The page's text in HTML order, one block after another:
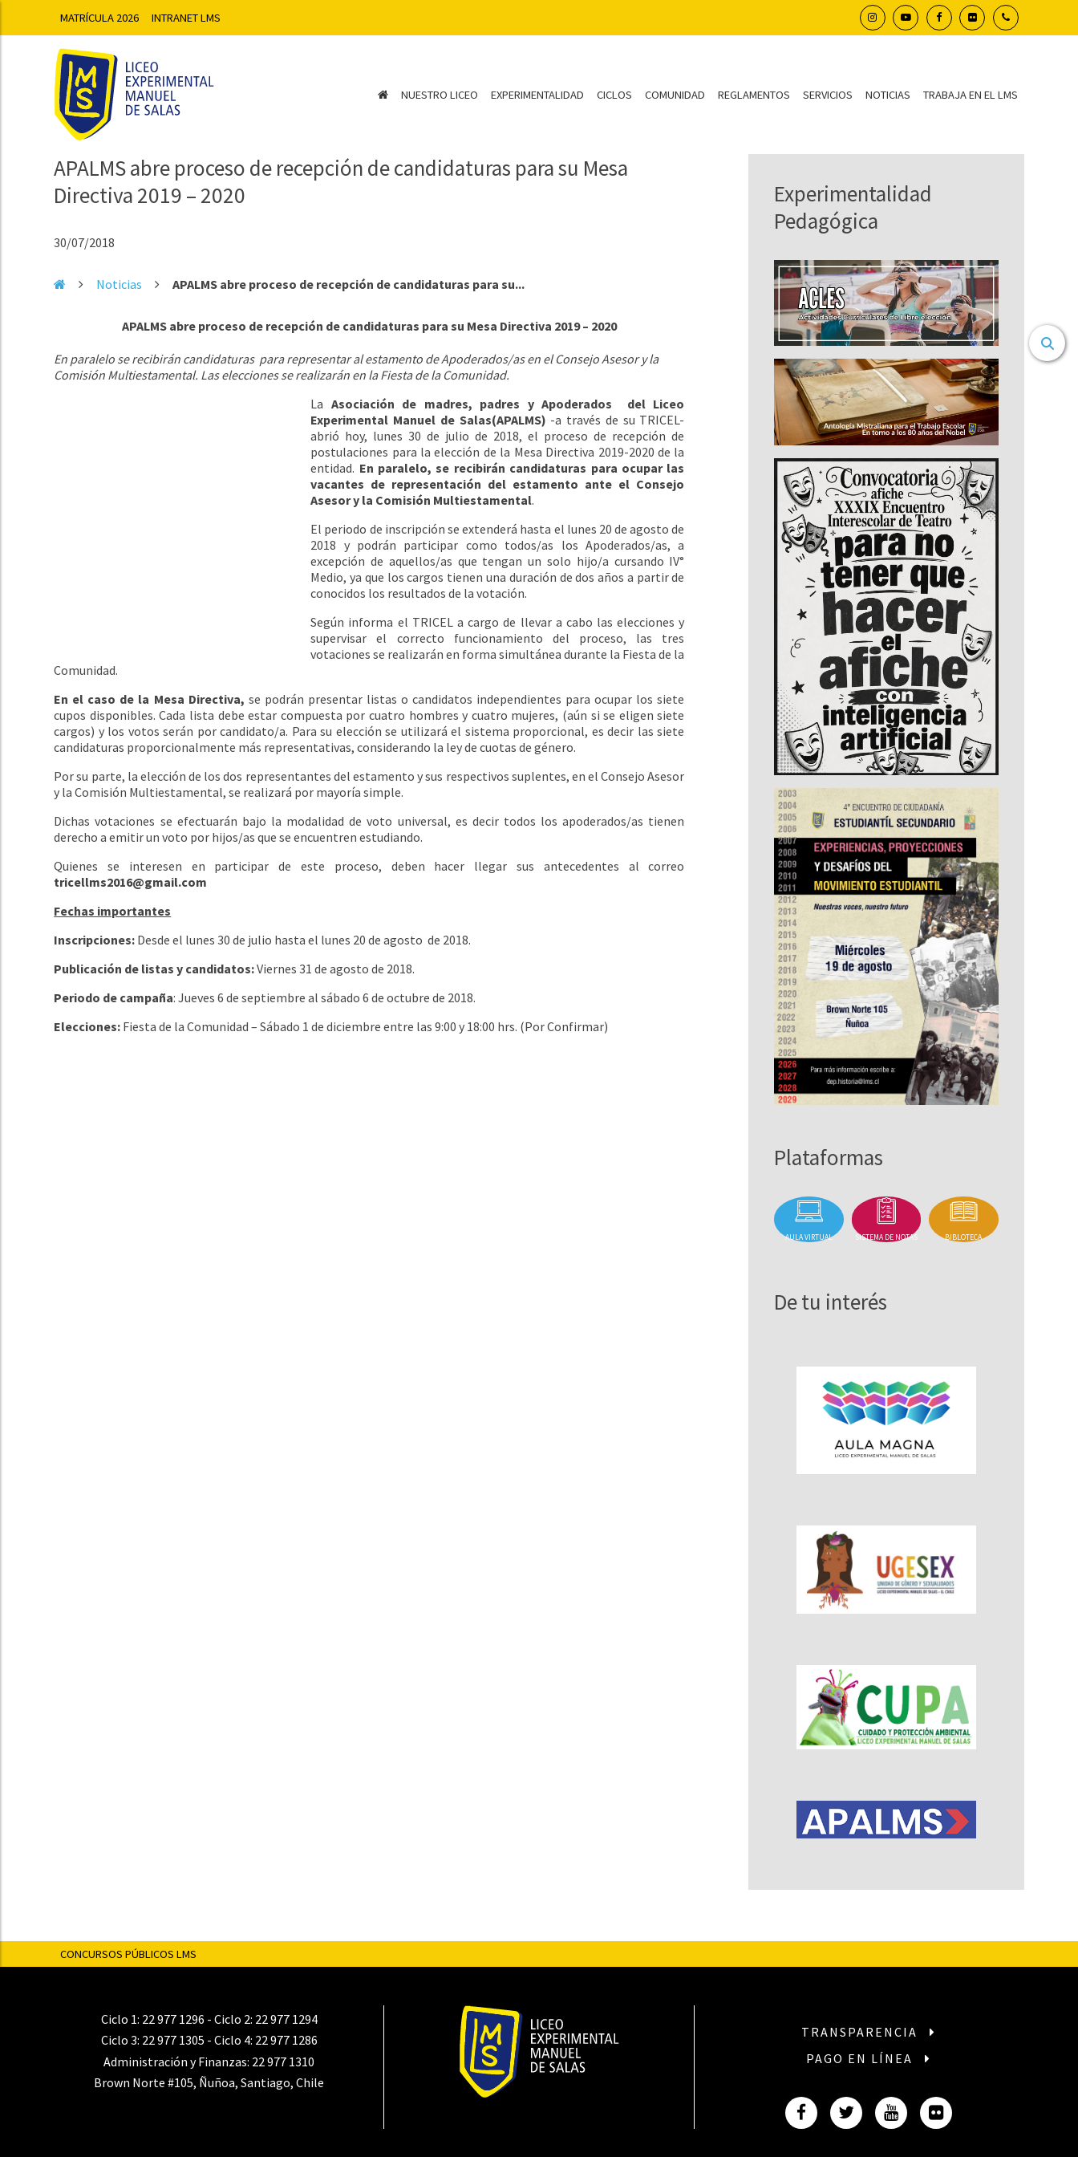
MATRÍCULA 2026 INTRANET LMS
NUESTRO LICEO EXPERIMENTALIDAD CICLOS COMUNIDAD REGLAMENTOS SERVICIOS NOTICIAS TRABAJA EN EL LMS
APALMS abre proceso de recepción de candidaturas para su Mesa
Directiva 2019 – 2020
30/07/2018
Noticias APALMS abre proceso de recepción de candidaturas para su...
APALMS abre proceso de recepción de candidaturas para su Mesa Directiva 2019 – 2020
En paralelo se recibirán candidaturas para representar al estamento de Apoderados/as en el Consejo Asesor y la
Comisión Multiestamental. Las elecciones se realizarán en la Fiesta de la Comunidad.
La Asociación de madres, padres y Apoderados del Liceo
Experimental Manuel de Salas(APALMS) -a través de su TRICEL-
abrió hoy, lunes 30 de julio de 2018, el proceso de recepción de
postulaciones para la elección de la Mesa Directiva 2019-2020 de la
entidad. En paralelo, se recibirán candidaturas para ocupar las
vacantes de representación del estamento ante el Consejo
Asesor y la Comisión Multiestamental.
El periodo de inscripción se extenderá hasta el lunes 20 de agosto de
2018 y podrán participar como todos/as los Apoderados/as, a
excepción de aquellos/as que tengan un solo hijo/a cursando IV°
Medio, ya que los cargos tienen una duración de dos años a partir de
conocidos los resultados de la votación.
Según informa el TRICEL a cargo de llevar a cabo las elecciones y
supervisar el correcto funcionamiento del proceso, las tres
votaciones se realizarán en forma simultánea durante la Fiesta de la
Comunidad.
En el caso de la Mesa Directiva, se podrán presentar listas o candidatos independientes para ocupar los siete
cupos disponibles. Cada lista debe estar compuesta por cuatro hombres y cuatro mujeres, (aún si se eligen siete
cargos) y los votos serán por candidato/a. Para su elección se utilizará el sistema proporcional, es decir las siete
candidaturas proporcionalmente más representativas, considerando la ley de cuotas de género.
Por su parte, la elección de los dos representantes del estamento y sus respectivos suplentes, en el Consejo Asesor
y la Comisión Multiestamental, se realizará por mayoría simple.
Dichas votaciones se efectuarán bajo la modalidad de voto universal, es decir todos los apoderados/as tienen
derecho a emitir un voto por hijos/as que se encuentren estudiando.
Quienes se interesen en participar de este proceso, deben hacer llegar sus antecedentes al correo
tricellms2016@gmail.com
Fechas importantes
Inscripciones: Desde el lunes 30 de julio hasta el lunes 20 de agosto de 2018.
Publicación de listas y candidatos:Viernes 31 de agosto de 2018.
Periodo de campaña: Jueves 6 de septiembre al sábado 6 de octubre de 2018.
Elecciones: Fiesta de la Comunidad – Sábado 1 de diciembre entre las 9:00 y 18:00 hrs. (Por Confirmar)
Experimentalidad
Pedagógica
Plataformas
AULA VIRTUAL SISTEMA DE NOTAS BIBLOTECA
De tu interés
CONCURSOS PÚBLICOS LMS
Ciclo 1: 22 977 1296 - Ciclo 2: 22 977 1294
Ciclo 3: 22 977 1305 - Ciclo 4: 22 977 1286
Administración y Finanzas: 22 977 1310
Brown Norte #105, Ñuñoa, Santiago, Chile
TRANSPARENCIA
PAGO EN LÍNEA